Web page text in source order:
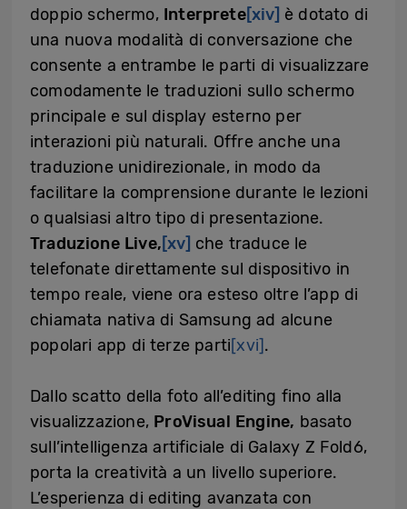
doppio schermo, Interprete[xiv] è dotato di
una nuova modalità di conversazione che
consente a entrambe le parti di visualizzare
comodamente le traduzioni sullo schermo
principale e sul display esterno per
interazioni più naturali. Offre anche una
traduzione unidirezionale, in modo da
facilitare la comprensione durante le lezioni
o qualsiasi altro tipo di presentazione.
Traduzione Live,[xv] che traduce le
telefonate direttamente sul dispositivo in
tempo reale, viene ora esteso oltre l’app di
chiamata nativa di Samsung ad alcune
popolari app di terze parti[xvi].
Dallo scatto della foto all’editing fino alla
visualizzazione,ProVisual Engine, basato
sull’intelligenza artificiale di Galaxy Z Fold6,
porta la creatività a un livello superiore.
L’esperienza di editing avanzata con